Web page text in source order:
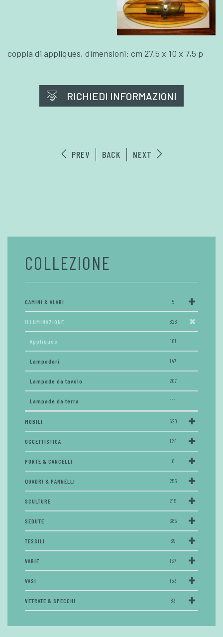
coppia di appliques, dimensioni: cm 27,5 x 10 x 7,5 p
RICHIEDI INFORMAZIONI
PREV BACK NEXT
COLLEZIONE
CAMINI & ALARI 5
ILLUMINAZIONE 626
Appliques 161
Lampadari 147
Lampade da tavolo 207
Lampade da terra 111
MOBILI 520
OGGETTISTICA 124
PORTE & CANCELLI 6
QUADRI & PANNELLI 256
SCULTURE 215
SEDUTE 385
TESSILI 69
VARIE 137
VASI 153
VETRATE & SPECCHI 83